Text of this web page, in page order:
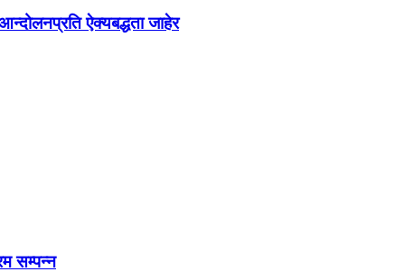
ऐक्यबद्धता जाहेर
सम्पन्न